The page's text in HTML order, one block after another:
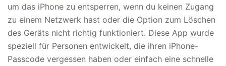
um das iPhone zu entsperren, wenn du keinen Zugang
zu einem Netzwerk hast oder die Option zum Löschen
des Geräts nicht richtig funktioniert. Diese App wurde
speziell für Personen entwickelt, die ihren iPhone-
Passcode vergessen haben oder einfach eine schnelle